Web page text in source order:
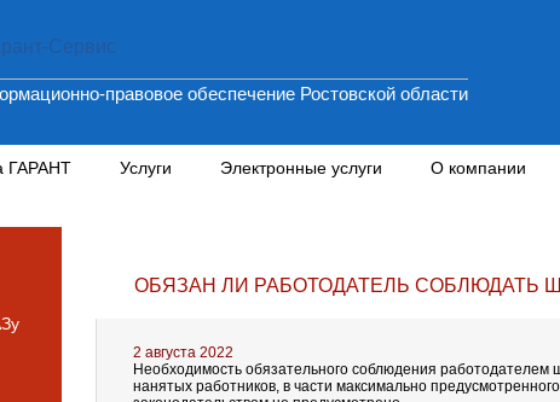
правовое обеспечение Ростовской области
ГАРАНТ Услуги Электронные услуги О компании
ОБЯЗАН ЛИ РАБОТОДАТЕЛЬ СОБЛЮДАТЬ
2 августа 2022
Необходимость обязательного соблюдения работодателем
нанятых работников, в части максимально